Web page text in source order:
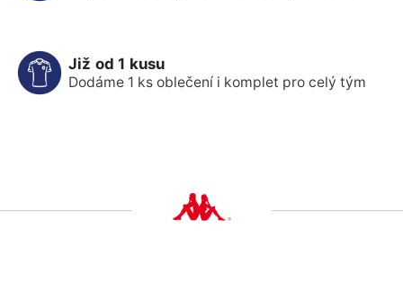
Již od 1 kusu
Dodáme 1 ks oblečení i komplet pro celý tým